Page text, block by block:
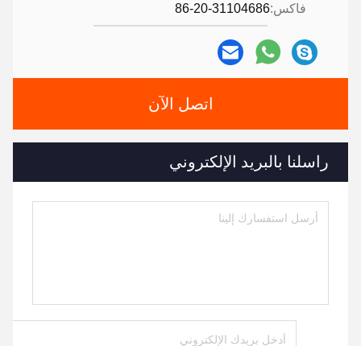
فاكس:86-20-31104686
اتصل الآن
راسلنا بالبريد الإلكتروني